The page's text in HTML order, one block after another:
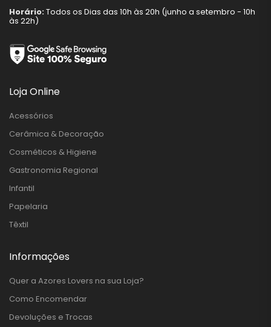
Horário:Todos os Dias das 10h às 20h (junho a setembro - 10h
às 22h)
Loja Online
Acessórios
Cerâmica & Decoração
Cosméticos & Higiene
Gastronomia Regional
Infantil
Papelaria
Têxtil
Informações
Quer a Azores Lovers na sua Loja?
Como Encomendar
Devoluções e Trocas